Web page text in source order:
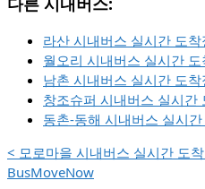
라산 시내버스 실시간 도착
월오리 시내버스 실시간 도
남촌 시내버스 실시간 도착
창조슈퍼 시내버스 실시간
동촌-동해 시내버스 실시
< 모로마을 시내버스 실시간 도
BusMoveNow